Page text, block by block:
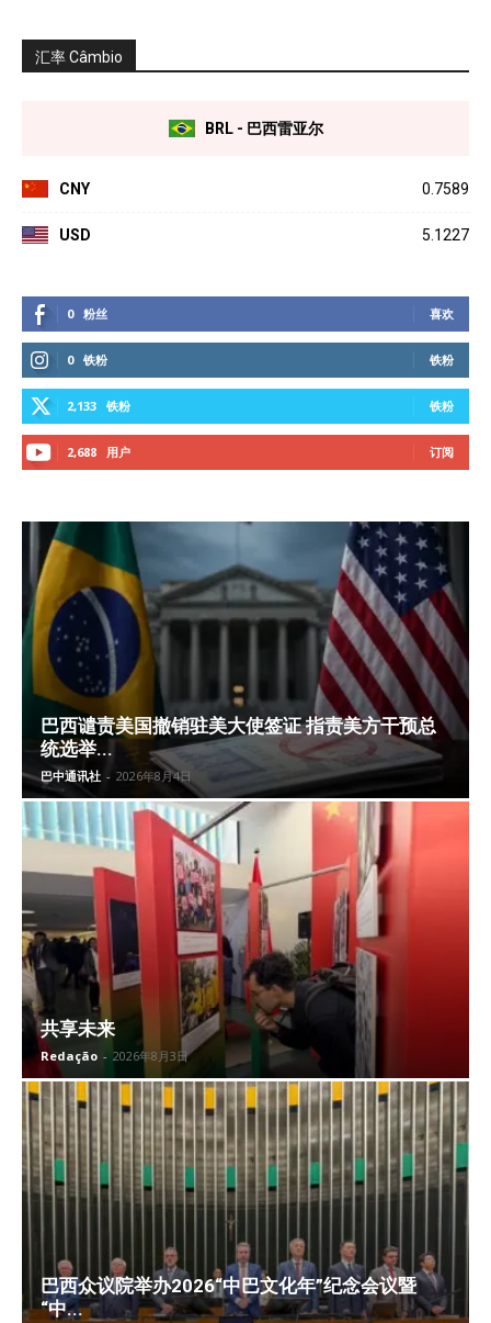
汇率 Câmbio
BRL - 巴西雷亚尔
CNY 0.7589
USD 5.1227
0 粉丝 喜欢
0 铁粉 铁粉
2,133 铁粉 铁粉
2,688 用户 订阅
巴西谴责美国撤销驻美大使签证 指责美方干预总
统选举...
巴中通讯社 - 2026年8月4日
共享未来
Redação - 2026年8月3日
巴西众议院举办2026“中巴文化年”纪念会议暨
“中...